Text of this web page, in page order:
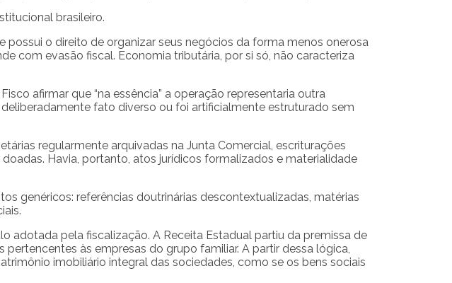
brasileiro.
possui o direito de organizar seus negócios da forma menos onerosa
com evasão fiscal. Economia tributária, por si só, não caracteriza
afirmar que “na essência” a operação representaria outra
fato diverso ou foi artificialmente estruturado sem
regularmente arquivadas na Junta Comercial, escriturações
Havia, portanto, atos jurídicos formalizados e materialidade
genéricos: referências doutrinárias descontextualizadas, matérias
adotada pela fiscalização. A Receita Estadual partiu da premissa de
às empresas do grupo familiar. A partir dessa lógica,
imobiliário integral das sociedades, como se os bens sociais